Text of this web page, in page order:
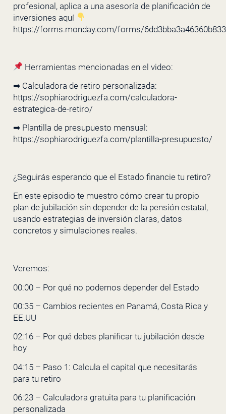
profesional, aplica a una asesoría de planificación de
inversiones aquí
https://forms.monday.com/forms/
Herramientas mencionadas en el video:
➡ Calculadora de retiro personalizada:
https://sophiarodriguezfa.com/calculadora-
estrategica-de-retiro/
➡ Plantilla de presupuesto mensual:
https://sophiarodriguezfa.com/plantilla-presupuesto/
¿Seguirás esperando que el Estado financie tu retiro?
En este episodio te muestro cómo crear tu propio
plan de jubilación sin depender de la pensión estatal,
usando estrategias de inversión claras, datos
concretos y simulaciones reales.
Veremos:
00:00 – Por qué no podemos depender del Estado
00:35 – Cambios recientes en Panamá, Costa Rica y
EE.UU
02:16 – Por qué debes planificar tu jubilación desde
hoy
04:15 – Paso 1: Calcula el capital que necesitarás
para tu retiro
06:23 – Calculadora gratuita para tu planificación
personalizada